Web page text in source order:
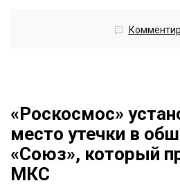
«Роскосмос»
место утечки в
«Союз», который
МКС